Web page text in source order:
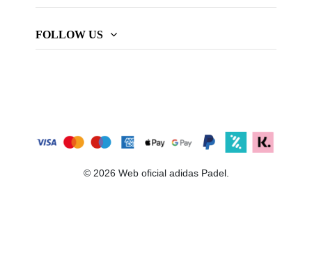
FOLLOW US
© 2026 Web oficial adidas Padel.